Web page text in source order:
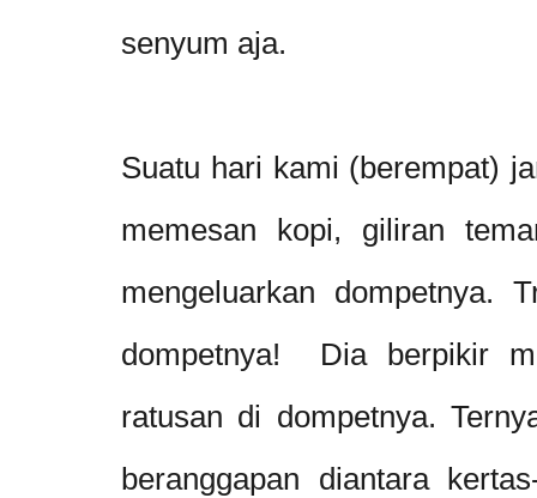
senyum aja.
Suatu hari kami (berempat)
memesan kopi, giliran
mengeluarkan dompetnya.
dompetnya! Dia berpikir
ratusan di dompetnya.
beranggapan diantara